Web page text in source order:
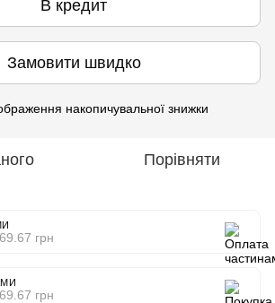
В кредит
Замовити швидко
накопичувальної знижки
Порівняти
грн
грн